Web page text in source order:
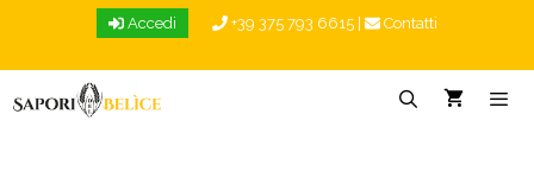
Accedi +39 375 793 6615 Contatti